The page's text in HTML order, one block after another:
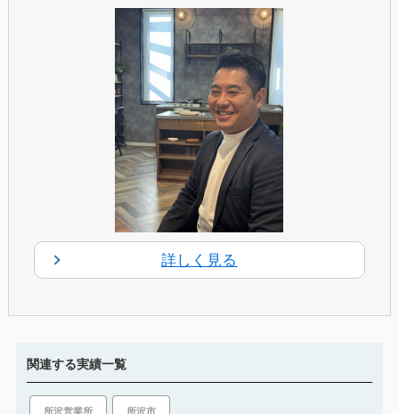
詳しく見る
関連する実績一覧
所沢営業所 所沢市